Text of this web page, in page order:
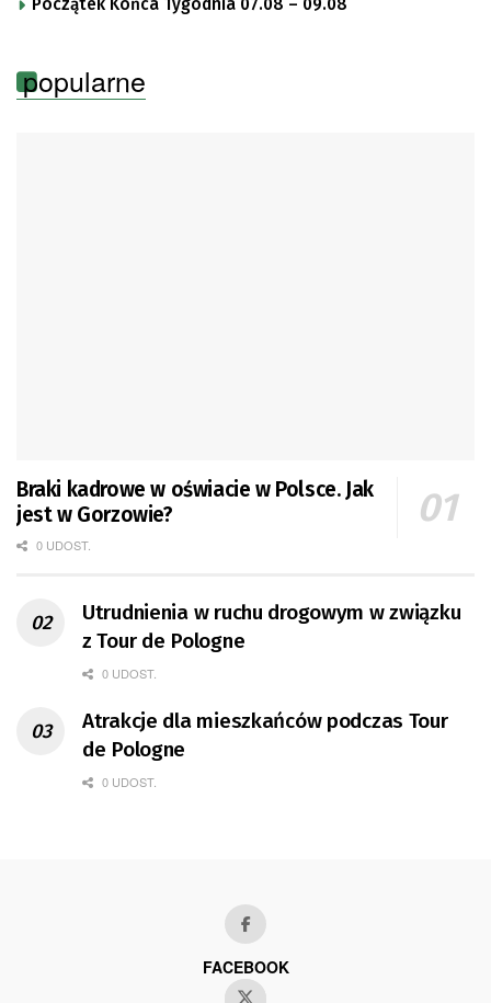
Początek Końca Tygodnia 07.08 – 09.08
popularne
Braki kadrowe w oświacie w Polsce. Jak
jest w Gorzowie?
0 UDOST.
Utrudnienia w ruchu drogowym w związku
z Tour de Pologne
0 UDOST.
Atrakcje dla mieszkańców podczas Tour
de Pologne
0 UDOST.
FACEBOOK